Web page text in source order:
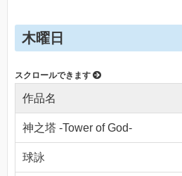
木曜日
作品名
神之塔 -Tower of God-
球詠